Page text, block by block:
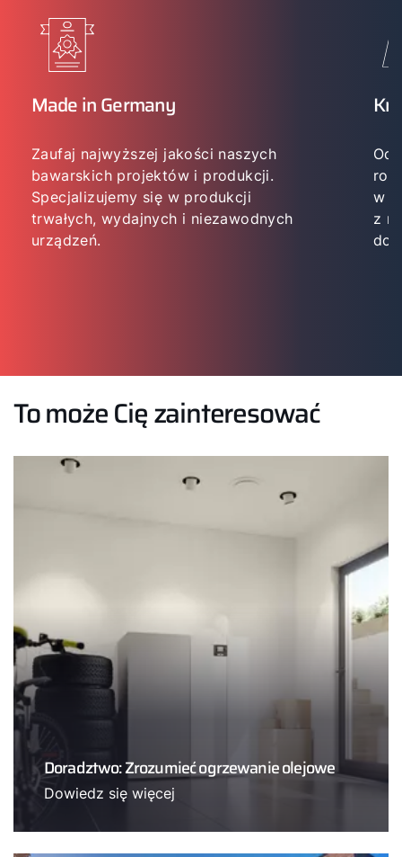
Made in Germany
Zaufaj najwyższej jakości naszych
bawarskich projektów i produkcji.
Specjalizujemy się w produkcji
trwałych, wydajnych i niezawodnych
urządzeń.
Od
w
z
To może Cię zainteresować
Doradztwo: Zrozumieć ogrzewanie olejowe
Dowiedz się więcej